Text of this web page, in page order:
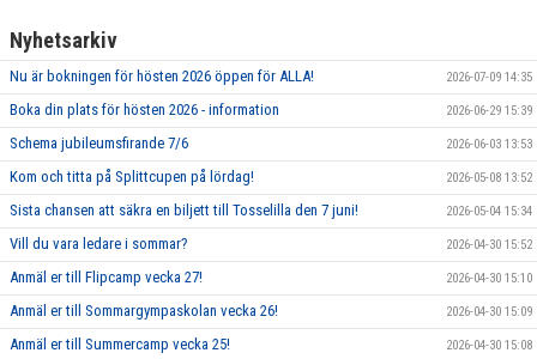
Nyhetsarkiv
Nu är bokningen för hösten 2026 öppen för ALLA! 2026-07-09 14:35
Boka din plats för hösten 2026 - information 2026-06-29 15:39
Schema jubileumsfirande 7/6 2026-06-03 13:53
Kom och titta på Splittcupen på lördag! 2026-05-08 13:52
Sista chansen att säkra en biljett till Tosselilla den 7 juni! 2026-05-04 15:34
Vill du vara ledare i sommar? 2026-04-30 15:52
Anmäl er till Flipcamp vecka 27! 2026-04-30 15:10
Anmäl er till Sommargympaskolan vecka 26! 2026-04-30 15:09
Anmäl er till Summercamp vecka 25! 2026-04-30 15:08